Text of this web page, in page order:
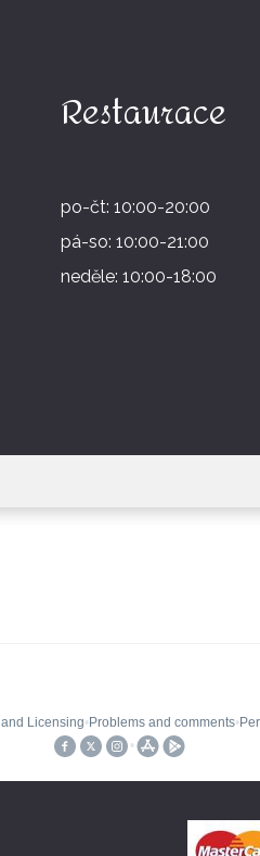
Restaurace
po-čt: 10:00-20:00
pá-so: 10:00-21:00
neděle: 10:00-18:00